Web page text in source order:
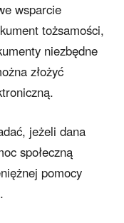
wsparcie
tożsamości,
niezbędne
złożyć
jeżeli dana
społeczną
pomocy